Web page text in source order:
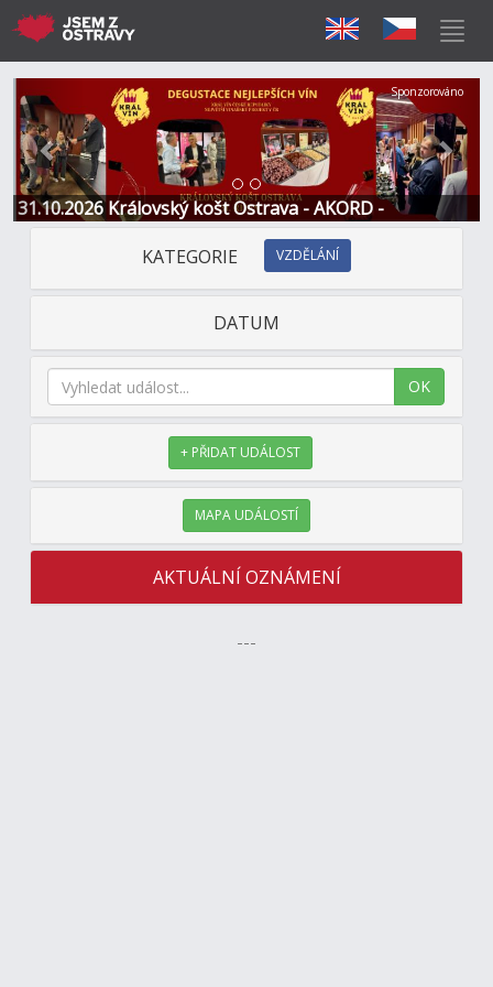
31.10.2026 Královský košt Ostrava - AKORD -
Restaurace a Hotel
Předchozí Další
Sponzorováno
KATEGORIE VZDĚLÁNÍ
DATUM
OK
+ PŘIDAT UDÁLOST
MAPA UDÁLOSTÍ
AKTUÁLNÍ OZNÁMENÍ
---